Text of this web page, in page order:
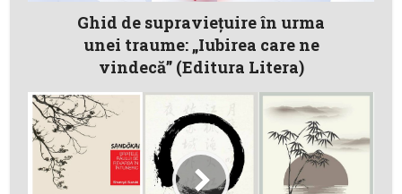
Ghid de supravieţuire în urma
unei traume: „Iubirea care ne
vindecă” (Editura Litera)